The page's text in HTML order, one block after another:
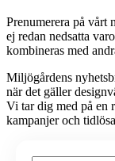
Prenumerera på vårt
ej redan nedsatta
kombineras med
Miljögårdens
när det gäller
Vi tar dig med på en
kampanjer och